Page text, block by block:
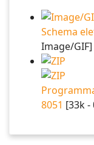
Schema
Image/GIF]
8051 [33k -